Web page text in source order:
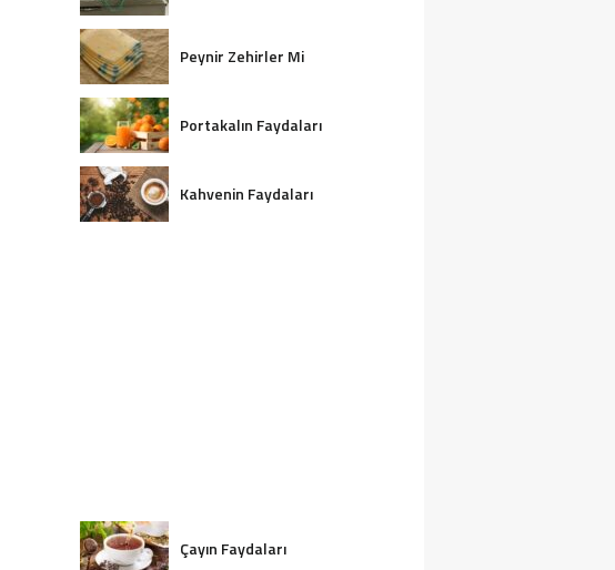
Peynir Zehirler Mi
Portakalın Faydaları
Kahvenin Faydaları
Çayın Faydaları